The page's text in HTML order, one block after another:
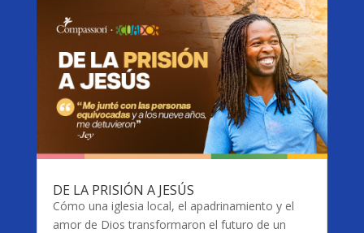
DE LA PRISIÓN A JESÚS
Cómo una iglesia local, el apadrinamiento y el
amor de Dios transformaron el futuro de un